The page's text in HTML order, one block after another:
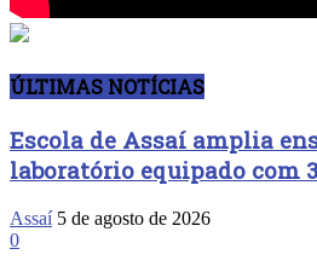
ÚLTIMAS NOTÍCIAS
Escola de Assaí amplia
laboratório equipado com
Assaí 5 de agosto de 2026
0